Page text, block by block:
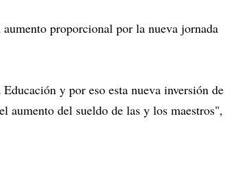
proporcional por la nueva jornada
y por eso esta nueva inversión de
aumento del sueldo de las y los maestros",